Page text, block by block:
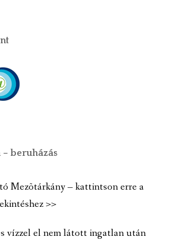
– beruházás
Mezõtárkány – kattintson erre a
>>
vízzel el nem látott ingatlan után